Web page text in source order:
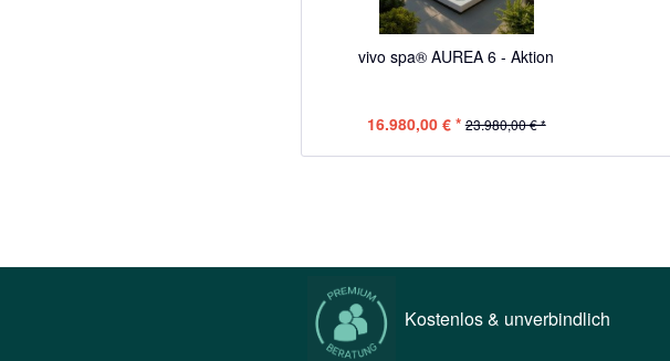
vivo spa® AUREA 6 - Aktion
16.980,00 € * 23.980,00 € *
Kostenlos & unverbindlich